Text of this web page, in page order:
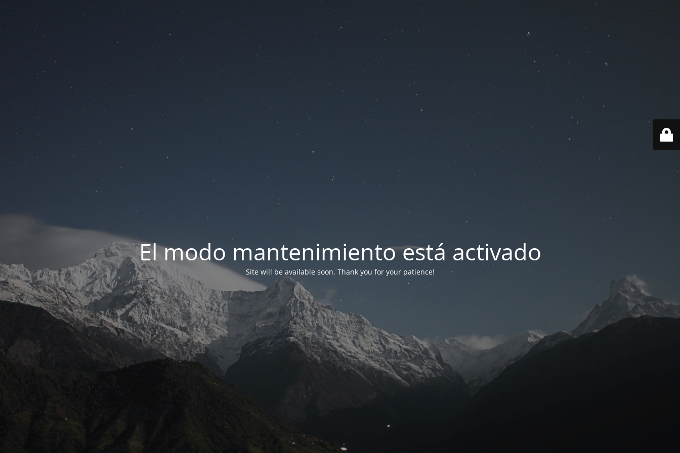
El modo mantenimiento está activado
Site will be available soon. Thank you for your patience!